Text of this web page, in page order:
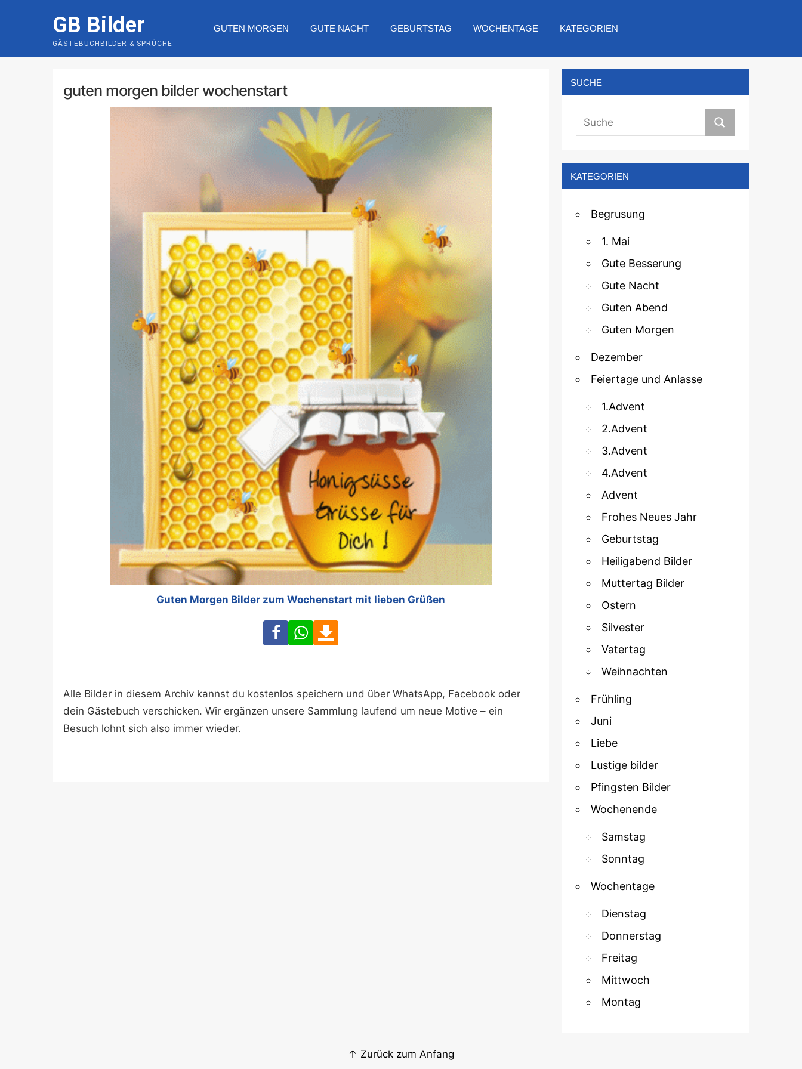
GB Bilder
GÄSTEBUCHBILDER & SPRÜCHE
GUTEN MORGEN GUTE NACHT GEBURTSTAG WOCHENTAGE KATEGORIEN
guten morgen bilder wochenstart
Guten Morgen Bilder zum Wochenstart mit lieben Grüßen
FacebookWhatsApp
Alle Bilder in diesem Archiv kannst du kostenlos speichern und über WhatsApp, Facebook oder
dein Gästebuch verschicken. Wir ergänzen unsere Sammlung laufend um neue Motive – ein
Besuch lohnt sich also immer wieder.
SUCHE
KATEGORIEN
Begrusung
1. Mai
Gute Besserung
Gute Nacht
Guten Abend
Guten Morgen
Dezember
Feiertage und Anlasse
1.Advent
2.Advent
3.Advent
4.Advent
Advent
Frohes Neues Jahr
Geburtstag
Heiligabend Bilder
Muttertag Bilder
Ostern
Silvester
Vatertag
Weihnachten
Frühling
Juni
Liebe
Lustige bilder
Pfingsten Bilder
Wochenende
Samstag
Sonntag
Wochentage
Dienstag
Donnerstag
Freitag
Mittwoch
Montag
↑ Zurück zum Anfang